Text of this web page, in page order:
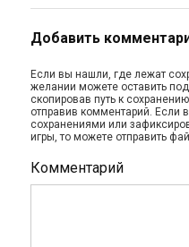
Добавить
Если вы нашли, где лежат
желании можете оставить
скопировав путь к
отправив комментарий. Если
сохранениями или
игры, то можете отправить
Комментарий